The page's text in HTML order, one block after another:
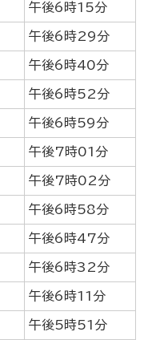
午後6時15分
午後6時29分
午後6時40分
午後6時52分
午後6時59分
午後7時01分
午後7時02分
午後6時58分
午後6時47分
午後6時32分
午後6時11分
午後5時51分